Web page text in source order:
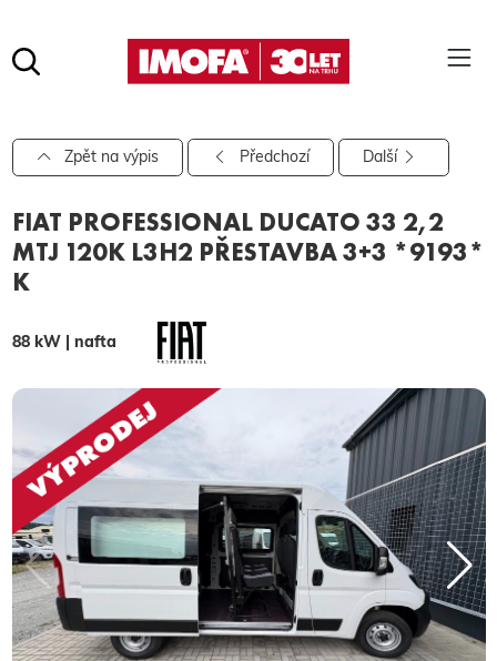
hledat
Pro vyhledávání zadejte alespoň 3 znaky.
Zpět na výpis Předchozí Další
FIAT PROFESSIONAL DUCATO 33 2,2
MTJ 120K L3H2 PŘESTAVBA 3+3 *9193*
K
88 kW | nafta